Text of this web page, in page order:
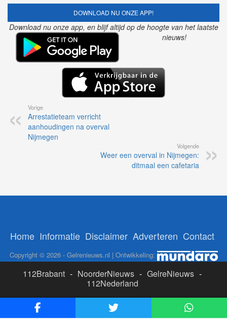
DOWNLOAD NU ONZE APP!
Download nu onze app, en blijf altijd op de hoogte van het laatste
nieuws!
Vorige
Arrestatieteam verricht
aanhoudingen na overval
Nijmegen
Volgende
Weer een overval in Nijmegen:
ditmaal een cafetaria
Home Informatie Disclaimer Adverteren Contact
Copyright © 2026 - Gelrenieuws.nl | Ontwikkeling:
112Brabant - NoorderNieuws - GelreNieuws -
112Nederland
ADS: